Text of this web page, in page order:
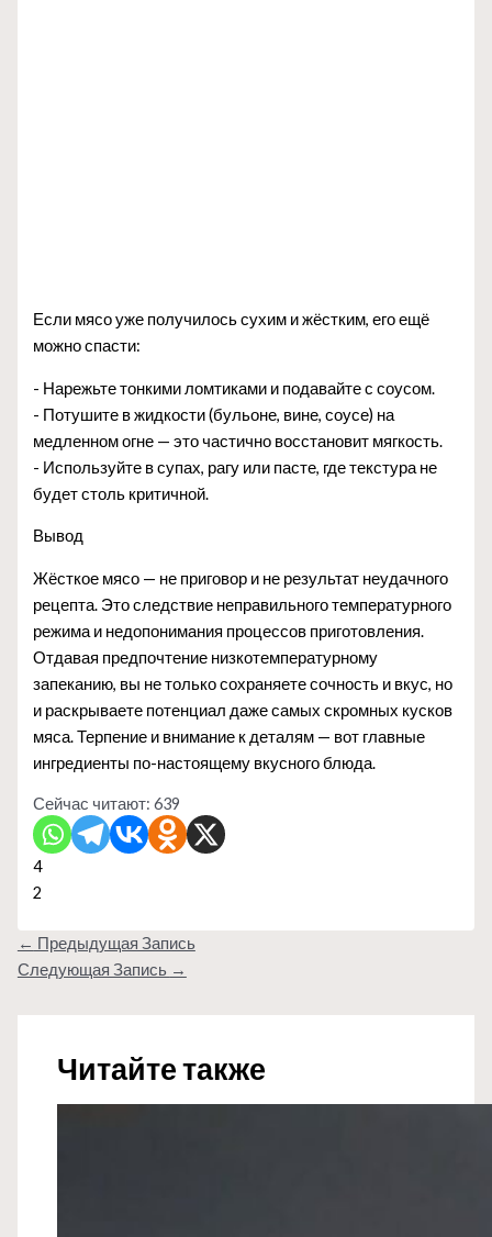
Если мясо уже получилось сухим и жёстким, его ещё
можно спасти:
- Нарежьте тонкими ломтиками и подавайте с соусом.
- Потушите в жидкости (бульоне, вине, соусе) на
медленном огне — это частично восстановит мягкость.
- Используйте в супах, рагу или пасте, где текстура не
будет столь критичной.
Вывод
Жёсткое мясо — не приговор и не результат неудачного
рецепта. Это следствие неправильного температурного
режима и недопонимания процессов приготовления.
Отдавая предпочтение низкотемпературному
запеканию, вы не только сохраняете сочность и вкус, но
и раскрываете потенциал даже самых скромных кусков
мяса. Терпение и внимание к деталям — вот главные
ингредиенты по-настоящему вкусного блюда.
Сейчас читают: 639
4
2
← Предыдущая Запись
Следующая Запись →
Читайте также